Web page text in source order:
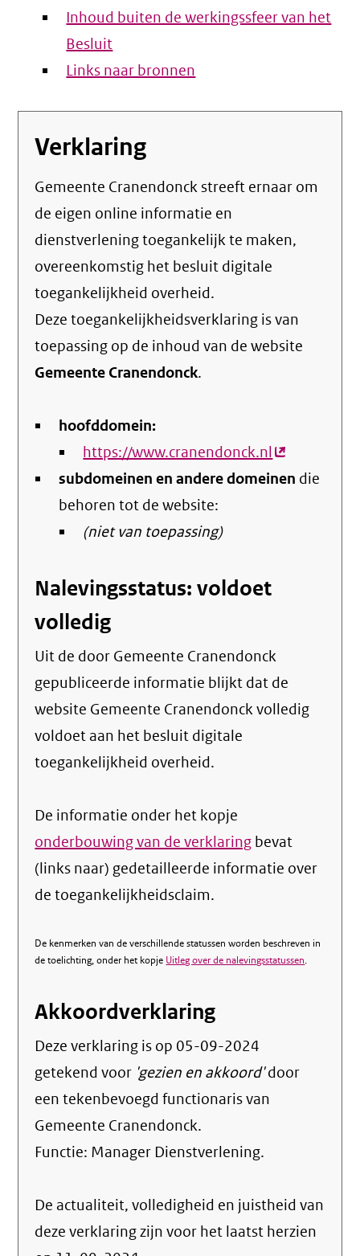
Inhoud buiten de werkingssfeer van het
Besluit
Links naar bronnen
Verklaring
Gemeente Cranendonck streeft ernaar om
de eigen online informatie en
dienstverlening toegankelijk te maken,
overeenkomstig het besluit digitale
toegankelijkheid overheid.
Deze toegankelijkheidsverklaring is van
toepassing op de inhoud van de website
Gemeente Cranendonck.
hoofddomein:
https://www.cranendonck.nl(externe
link)
subdomeinen en andere domeinen die
behoren tot de website:
(niet van toepassing)
Nalevingsstatus: voldoet
volledig
Uit de door Gemeente Cranendonck
gepubliceerde informatie blijkt dat de
website Gemeente Cranendonck volledig
voldoet aan het besluit digitale
toegankelijkheid overheid.
De informatie onder het kopje
onderbouwing van de verklaring bevat
(links naar) gedetailleerde informatie over
de toegankelijkheidsclaim.
De kenmerken van de verschillende statussen worden beschreven in
de toelichting, onder het kopje Uitleg over de nalevingsstatussen.
Akkoordverklaring
Deze verklaring is op 05-09-2024
getekend voor 'gezien en akkoord'door
een tekenbevoegd functionaris van
Gemeente Cranendonck.
Functie: Manager Dienstverlening.
De actualiteit, volledigheid en juistheid van
deze verklaring zijn voor het laatst herzien